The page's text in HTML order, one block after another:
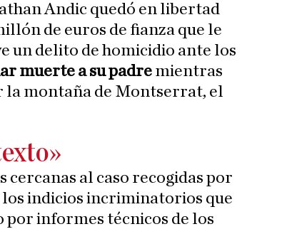
Andic quedó en libertad
de euros de fianza que le
un delito de homicidio ante los
muerte a su padre mientras
la montaña de Montserrat, el
cercanas al caso recogidas por
indicios incriminatorios que
informes técnicos de los